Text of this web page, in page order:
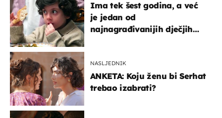
Ima tek šest godina, a već
je jedan od
najnagrađivanijih dječjih
NASLJEDNIK
ANKETA: Koju ženu bi Serhat
trebao izabrati?